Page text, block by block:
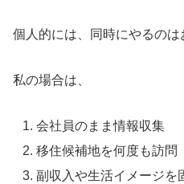
個人的には、同時にやるのは
私の場合は、
会社員のまま情報収集
移住候補地を何度も訪問
副収入や生活イメージを